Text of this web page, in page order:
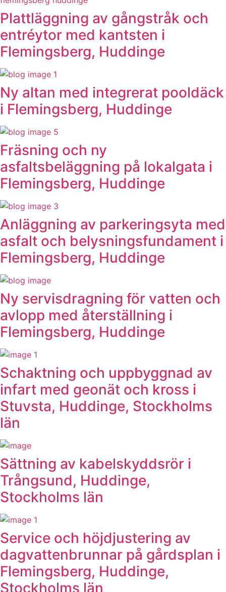
Plattläggning av gångstråk och
entréytor med kantsten i
Flemingsberg, Huddinge
Ny altan med integrerat pooldäck
i Flemingsberg, Huddinge
Fräsning och ny
asfaltsbeläggning på lokalgata i
Flemingsberg, Huddinge
Anläggning av parkeringsyta med
asfalt och belysningsfundament i
Flemingsberg, Huddinge
Ny servisdragning för vatten och
avlopp med återställning i
Flemingsberg, Huddinge
Schaktning och uppbyggnad av
infart med geonät och kross i
Stuvsta, Huddinge, Stockholms
län
Sättning av kabelskyddsrör i
Trångsund, Huddinge,
Stockholms län
Service och höjdjustering av
dagvattenbrunnar på gårdsplan i
Flemingsberg, Huddinge,
Stockholms län